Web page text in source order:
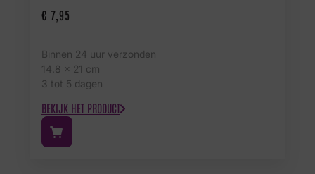
€ 7,95
Binnen 24 uur verzonden
14.8 x 21 cm
3 tot 5 dagen
BEKIJK HET PRODUCT